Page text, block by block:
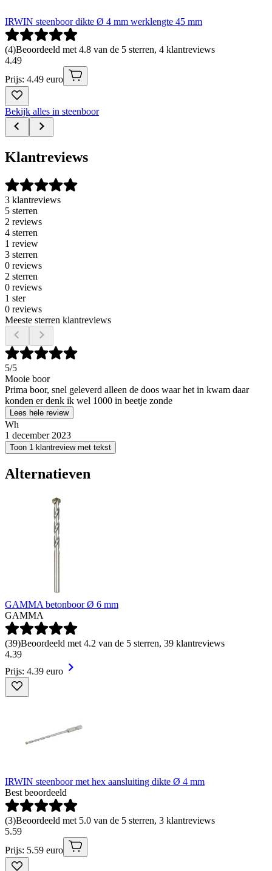
IRWIN steenboor dikte Ø 4 mm werklengte 45 mm
(4)Beoordeeld met 4.8 van de 5 sterren, 4 klantreviews
4.49
Prijs: 4.49 euro
Bekijk alles in steenboor
Klantreviews
3 klantreviews
5 sterren
2 reviews
4 sterren
1 review
3 sterren
0 reviews
2 sterren
0 reviews
1 ster
0 reviews
Meeste sterren klantreviews
5/5
Mooie boor
Prima boor, snel geleverd alleen de doos waar het in kwam daar
konden er denk ik wel 1000 in beetje zonde
Lees hele review
Wh
1 december 2023
Toon 1 klantreview met tekst
Alternatieven
GAMMA betonboor Ø 6 mm
GAMMA
(39)Beoordeeld met 4.2 van de 5 sterren, 39 klantreviews
4.39
Prijs: 4.39 euro
IRWIN steenboor met hex aansluiting dikte Ø 4 mm
Best beoordeeld
(3)Beoordeeld met 5.0 van de 5 sterren, 3 klantreviews
5.59
Prijs: 5.59 euro